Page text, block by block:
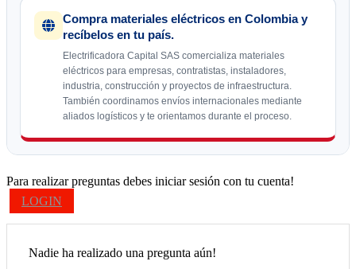
Compra materiales eléctricos en Colombia y
recíbelos en tu país.
Electrificadora Capital SAS comercializa materiales
eléctricos para empresas, contratistas, instaladores,
industria, construcción y proyectos de infraestructura.
También coordinamos envíos internacionales mediante
aliados logísticos y te orientamos durante el proceso.
Para realizar preguntas debes iniciar sesión con tu cuenta!
LOGIN
Nadie ha realizado una pregunta aún!